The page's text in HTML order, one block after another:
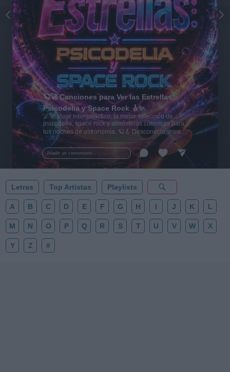
Añadir un comentario ...
🪐🚀 Canciones para Ver las Estrellas:
Psicodelia y Space Rock 🎸✨
🌌🚀 Viaje intergaláctico: la mejor selección de
psicodelia, space rock y atmósferas cósmicas para
tus noches de astronomía. 🪐🎸 Desconecta, mira
al firmamento y siente la gravedad cero. 💾 ¡Guarda
esta colección para tu próxima noche estrellada!
✨⭐
Letras Top Artistas Playlists
A B C D E F G H I J K L
M N O P Q R S T U V W X
Y Z #